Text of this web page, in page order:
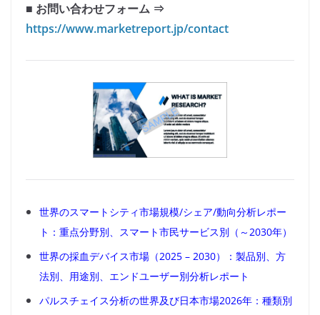
■ お問い合わせフォーム ⇒
https://www.marketreport.jp/contact
世界のスマートシティ市場規模/シェア/動向分析レポー
ト：重点分野別、スマート市民サービス別（～2030年）
世界の採血デバイス市場（2025 – 2030）：製品別、方
法別、用途別、エンドユーザー別分析レポート
パルスチェイス分析の世界及び日本市場2026年：種類別